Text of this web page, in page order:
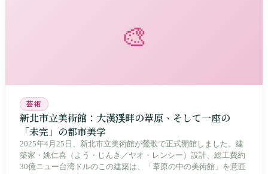
🎨
芸術
新北市立美術館：大漢渓畔の葦原、そして一座の
「未完」の都市美学
2025年4月25日、新北市立美術館が鶯歌で正式開館しました。建
築家・姚仁喜（よう・じんき／ヤオ・レンシー）設計、総工費約
30億ニュー台湾ドルのこの建築は、「葦原の中の美術館」を意匠